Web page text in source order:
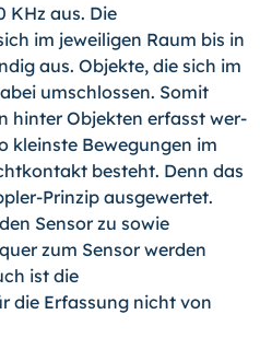
KHz aus. Die
im jeweiligen Raum bis in
aus. Ob­jekte, die sich im
umschlossen. Somit
hinter Objekten erfasst wer­
kleinste Bewegungen im
besteht. Denn das
Prinzip ausgewertet.
Sensor zu sowie
zum Sensor werden
ist die
die Erfassung nicht von